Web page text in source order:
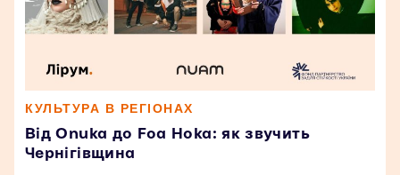
КУЛЬТУРА В РЕГІОНАХ
Від Onuka до Foa Hoka: як звучить
Чернігівщина